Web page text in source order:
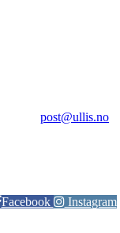
post@ullis.no
Facebook Instagram